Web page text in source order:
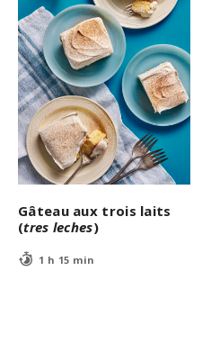
Gâteau aux trois laits
(tres leches)
1 h 15 min